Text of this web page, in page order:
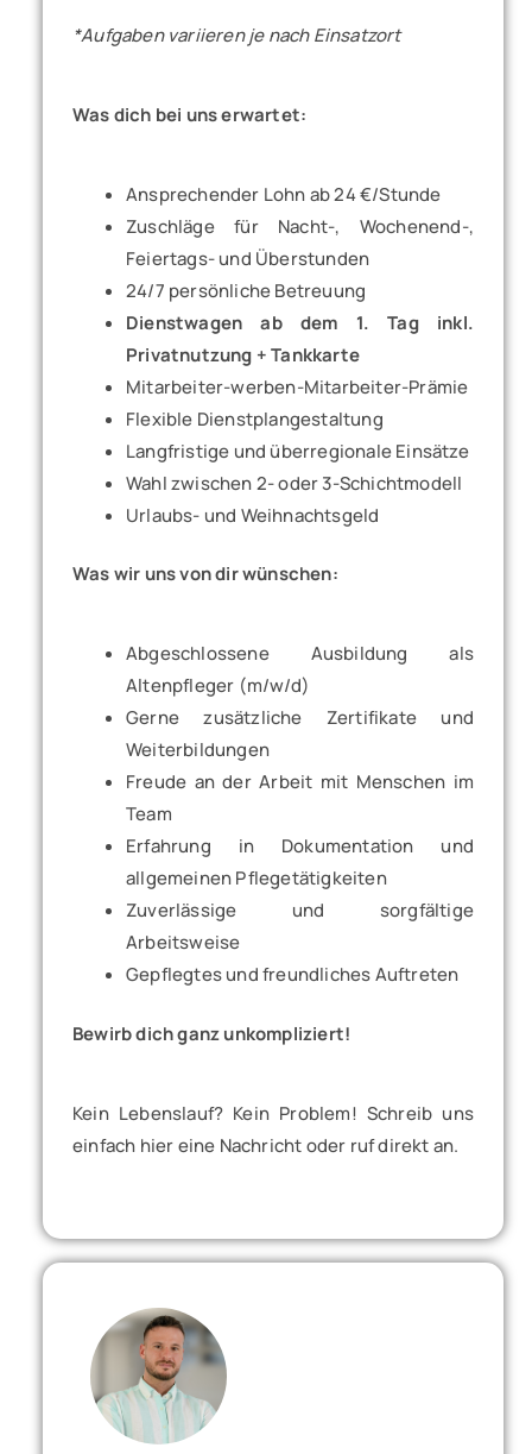
*Aufgaben variieren je nach Einsatzort
Was dich bei uns erwartet:
Ansprechender Lohn ab 24 €/Stunde
Zuschläge für Nacht-, Wochenend-,
Feiertags- und Überstunden
24/7 persönliche Betreuung
Dienstwagen ab dem 1. Tag inkl.
Privatnutzung + Tankkarte
Mitarbeiter-werben-Mitarbeiter-Prämie
Flexible Dienstplangestaltung
Langfristige und überregionale Einsätze
Wahl zwischen 2- oder 3-Schichtmodell
Urlaubs- und Weihnachtsgeld
Was wir uns von dir wünschen:
Abgeschlossene Ausbildung als
Altenpfleger (m/w/d)
Gerne zusätzliche Zertifikate und
Weiterbildungen
Freude an der Arbeit mit Menschen im
Team
Erfahrung in Dokumentation und
allgemeinen Pflegetätigkeiten
Zuverlässige und sorgfältige
Arbeitsweise
Gepflegtes und freundliches Auftreten
Bewirb dich ganz unkompliziert!
Kein Lebenslauf? Kein Problem! Schreib uns
einfach hier eine Nachricht oder ruf direkt an.